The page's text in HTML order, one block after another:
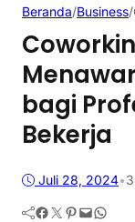
Beranda/Business/
bagi
Bekerja
Juli 28, 2024•
Facebook Twitter Pinterest Mail WhatsApp